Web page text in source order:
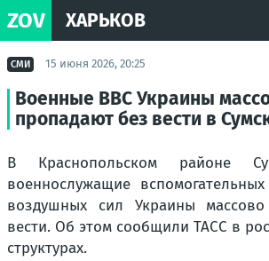
ZOV ХАРЬКОВ
СМИ 15 июня 2026, 20:25
Военные ВВС Украины
пропадают без вести в
В Краснопольском районе
военнослужащие
воздушных сил Украины
вести. Об этом сообщили ТАСС в
структурах.